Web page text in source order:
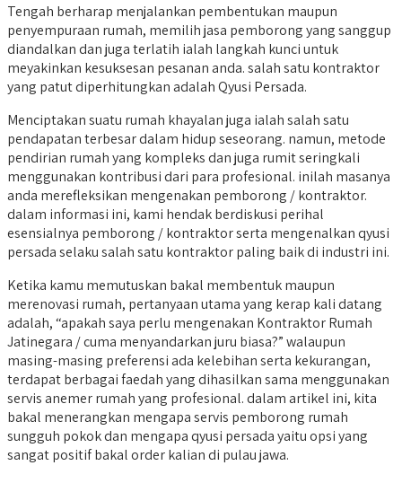
Tengah berharap menjalankan pembentukan maupun
penyempuraan rumah, memilih jasa pemborong yang sanggup
diandalkan dan juga terlatih ialah langkah kunci untuk
meyakinkan kesuksesan pesanan anda. salah satu kontraktor
yang patut diperhitungkan adalah Qyusi Persada.
Menciptakan suatu rumah khayalan juga ialah salah satu
pendapatan terbesar dalam hidup seseorang. namun, metode
pendirian rumah yang kompleks dan juga rumit seringkali
menggunakan kontribusi dari para profesional. inilah masanya
anda merefleksikan mengenakan pemborong / kontraktor.
dalam informasi ini, kami hendak berdiskusi perihal
esensialnya pemborong / kontraktor serta mengenalkan qyusi
persada selaku salah satu kontraktor paling baik di industri ini.
Ketika kamu memutuskan bakal membentuk maupun
merenovasi rumah, pertanyaan utama yang kerap kali datang
adalah, “apakah saya perlu mengenakan Kontraktor Rumah
Jatinegara / cuma menyandarkan juru biasa?” walaupun
masing-masing preferensi ada kelebihan serta kekurangan,
terdapat berbagai faedah yang dihasilkan sama menggunakan
servis anemer rumah yang profesional. dalam artikel ini, kita
bakal menerangkan mengapa servis pemborong rumah
sungguh pokok dan mengapa qyusi persada yaitu opsi yang
sangat positif bakal order kalian di pulau jawa.